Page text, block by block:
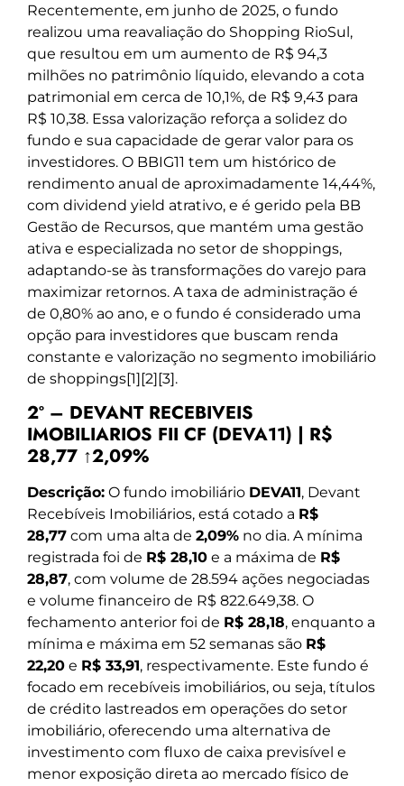
Recentemente, em junho de 2025, o fundo
realizou uma reavaliação do Shopping RioSul,
que resultou em um aumento de R$ 94,3
milhões no patrimônio líquido, elevando a cota
patrimonial em cerca de 10,1%, de R$ 9,43 para
R$ 10,38. Essa valorização reforça a solidez do
fundo e sua capacidade de gerar valor para os
investidores. O BBIG11 tem um histórico de
rendimento anual de aproximadamente 14,44%,
com dividend yield atrativo, e é gerido pela BB
Gestão de Recursos, que mantém uma gestão
ativa e especializada no setor de shoppings,
adaptando-se às transformações do varejo para
maximizar retornos. A taxa de administração é
de 0,80% ao ano, e o fundo é considerado uma
opção para investidores que buscam renda
constante e valorização no segmento imobiliário
de shoppings[1][2][3].
2º – DEVANT RECEBIVEIS
IMOBILIARIOS FII CF (DEVA11) | R$
28,77 ↑2,09%
Descrição: O fundo imobiliário DEVA11, Devant
Recebíveis Imobiliários, está cotado a R$
28,77 com uma alta de 2,09% no dia. A mínima
registrada foi de R$ 28,10 e a máxima de R$
28,87, com volume de 28.594 ações negociadas
e volume financeiro de R$ 822.649,38. O
fechamento anterior foi de R$ 28,18, enquanto a
mínima e máxima em 52 semanas são R$
22,20 e R$ 33,91, respectivamente. Este fundo é
focado em recebíveis imobiliários, ou seja, títulos
de crédito lastreados em operações do setor
imobiliário, oferecendo uma alternativa de
investimento com fluxo de caixa previsível e
menor exposição direta ao mercado físico de